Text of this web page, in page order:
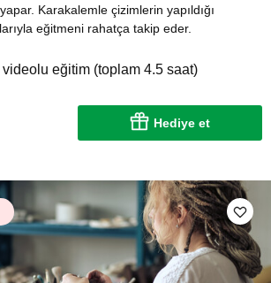
Karakalemle çizimlerin yapıldığı
eğitmeni rahatça takip eder.
videolu eğitim (toplam 4.5 saat)
Hediye et